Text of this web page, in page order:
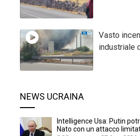
Vasto
industriale
NEWS UCRAINA
Intelligence Usa: Putin
Nato con un attacco